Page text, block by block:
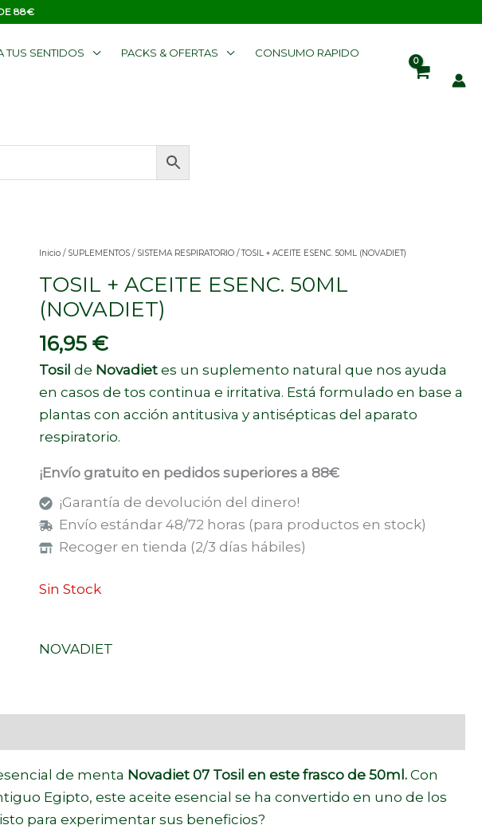
88€
TUS SENTIDOS PACKS & OFERTAS CONSUMO RAPIDO
Inicio/ SUPLEMENTOS/ SISTEMA RESPIRATORIO/ TOSIL + ACEITE ESENC. 50ML (NOVADIET)
TOSIL + ACEITE ESENC. 50ML
(NOVADIET)
16,95 €
Tosil de Novadietes un suplemento natural que nos ayuda
en casos de tos continua e irritativa. Está formulado en base a
plantas con acción antitusiva y antisépticas del aparato
respiratorio.
¡Envío gratuito en pedidos superiores a 88€
¡Garantía de devolución del dinero!
Envío estándar 48/72 horas (para productos en stock)
Recoger en tienda (2/3 días hábiles)
Sin Stock
NOVADIET
de menta Novadiet 07 Tosil en este frasco de 50ml.Con
Egipto, este aceite esencial se ha convertido en uno de los
para experimentar sus beneficios?